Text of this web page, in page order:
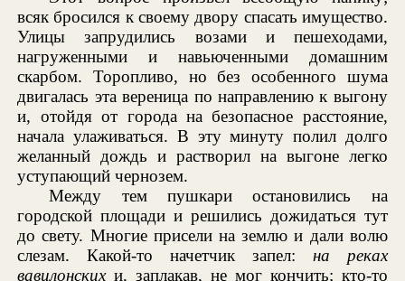
всяк бросился к своему двору спасать имущество.
Улицы запрудились возами и пешеходами,
нагруженными и навьюченными домашним
скарбом. Торопливо, но без особенного шума
двигалась эта вереница по направлению к выгону
и, отойдя от города на безопасное расстояние,
начала улаживаться. В эту минуту полил долго
желанный дождь и растворил на выгоне легко
уступающий чернозем.
Между тем пушкари остановились на
городской площади и решились дожидаться тут
до свету. Многие присели на землю и дали волю
слезам. Какой-то начетчик запел: на реках
вавилонскихи, заплакав, не мог кончить; кто-то